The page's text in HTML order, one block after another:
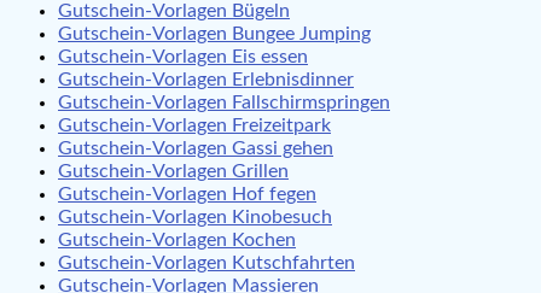
Gutschein-Vorlagen Bügeln
Gutschein-Vorlagen Bungee Jumping
Gutschein-Vorlagen Eis essen
Gutschein-Vorlagen Erlebnisdinner
Gutschein-Vorlagen Fallschirmspringen
Gutschein-Vorlagen Freizeitpark
Gutschein-Vorlagen Gassi gehen
Gutschein-Vorlagen Grillen
Gutschein-Vorlagen Hof fegen
Gutschein-Vorlagen Kinobesuch
Gutschein-Vorlagen Kochen
Gutschein-Vorlagen Kutschfahrten
Gutschein-Vorlagen Massieren